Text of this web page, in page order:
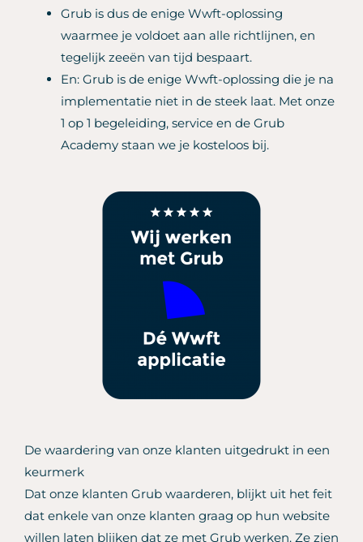
Grub is dus de enige Wwft-oplossing
waarmee je voldoet aan alle richtlijnen, en
tegelijk zeeën van tijd bespaart.
En: Grub is de enige Wwft-oplossing die je na
implementatie niet in de steek laat. Met onze
1 op 1 begeleiding, service en de Grub
Academy staan we je kosteloos bij.
De waardering van onze klanten uitgedrukt in een
keurmerk
Dat onze klanten Grub waarderen, blijkt uit het feit
dat enkele van onze klanten graag op hun website
willen laten blijken dat ze met Grub werken. Ze zien